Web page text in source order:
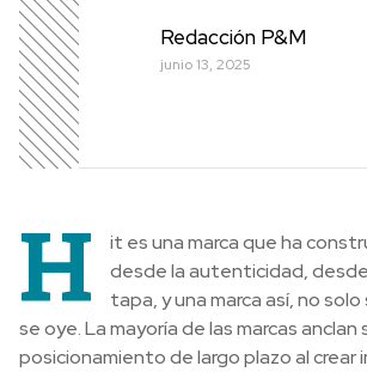
Redacción P&M
junio 13, 2025
H
it es una marca que ha
desde la autenticidad,
tapa, y una marca así, no
se oye. La mayoría de las marcas anclan
posicionamiento de largo plazo al crear